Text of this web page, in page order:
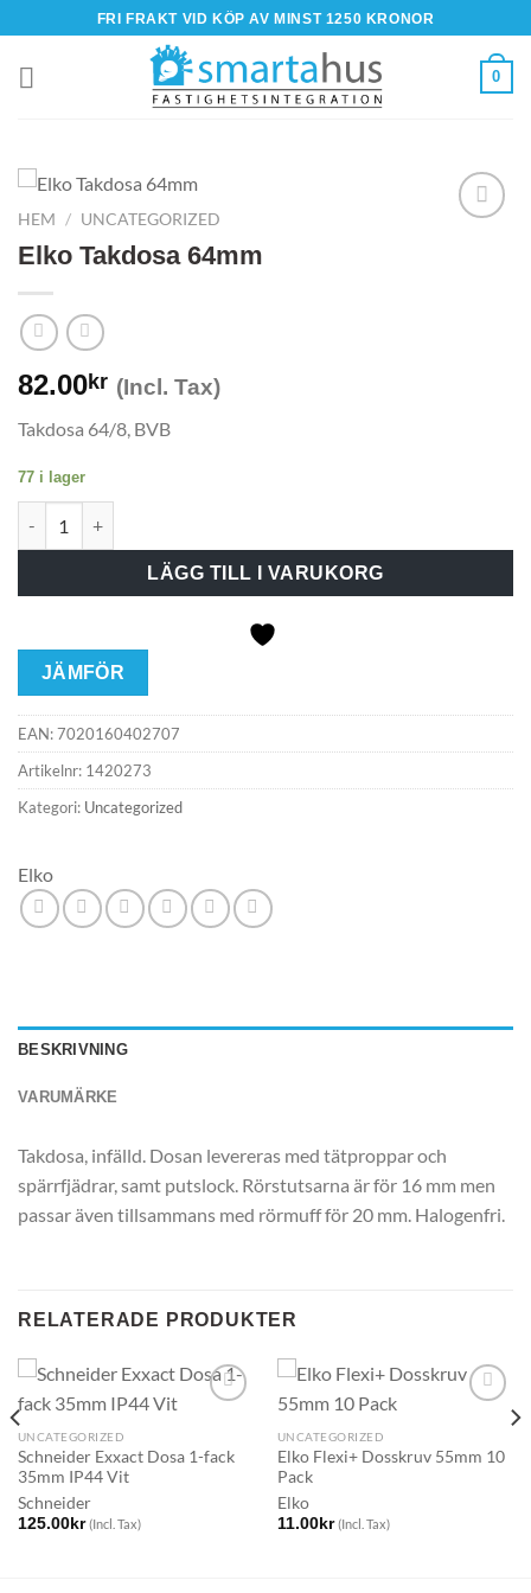
to
content
FRI FRAKT VID KÖP AV MINST 1250 KRONOR
0
HEM / UNCATEGORIZED
Elko Takdosa 64mm
82.00kr (Incl. Tax)
Takdosa 64/8, BVB
77 i lager
LÄGG TILL I VARUKORG
JÄMFÖR
EAN:7020160402707
Artikelnr: 1420273
Kategori: Uncategorized
Elko
BESKRIVNING
VARUMÄRKE
Takdosa, infälld. Dosan levereras med tätproppar och
spärrfjädrar, samt putslock. Rörstutsarna är för 16 mm men
passar även tillsammans med rörmuff för 20 mm. Halogenfri.
RELATERADE PRODUKTER
UNCATEGORIZED
Schneider Exxact Dosa 1-fack
35mm IP44 Vit
Schneider
125.00kr (Incl. Tax)
UNCATEGORIZED
Elko Flexi+ Dosskruv 55mm 10
Pack
Elko
11.00kr (Incl. Tax)